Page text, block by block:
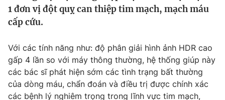
Tin tức
Câu chuyện quốc tế
Kinh tế
Tài chính
Thị trường
Góc doanh nghiệp
Dữ liệu và đời sống
Truyền hình
1 đơn vị đột quỵ can thiệp tim mạch, mạch máu
cấp cứu.
Với các tính năng như: độ phân giải hình ảnh HDR cao
gấp 4 lần so với máy thông thường, hệ thống giúp này
các bác sĩ phát hiện sớm các tình trạng bất thường
của dòng máu, chẩn đoán và điều trị được chính xác
các bệnh lý nghiêm trọng trong lĩnh vực tim mạch,